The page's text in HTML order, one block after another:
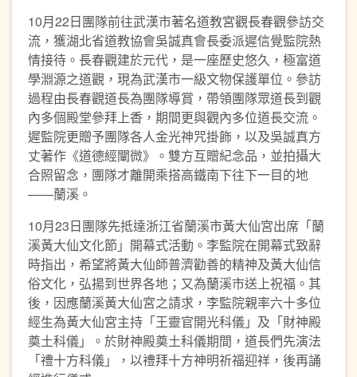
10月22日團隊前往武漢市著名道教宮觀長春觀參訪交
流，獲湖北省道教協會吳誠真會長委派遲信覺監院熱
情接待。長春觀建於元代，是一座歷史悠久，極富道
學淵源之道觀，現為武漢市一級文物保護單位。參訪
過程由長春觀道長為團隊導賞，帶領團隊眾道長到觀
內多個殿堂參拜上香，期間更與觀內多位道長交流。
遲監院更贈予團隊各人金光神咒掛飾，以及吳誠真方
丈著作《道德經闡微》。雙方互贈紀念品，並拍攝大
合照留念，團隊才離開乘搭高鐵南下往下一目的地
——蘭溪。
10月23日團隊先抵達浙江省蘭溪市黃大仙宮出席「蘭
溪黃大仙文化節」開幕式活動。李監院在開幕式致辭
時指出，希望將黃大仙師普濟勸善的精神及黃大仙信
俗文化，弘揚到世界各地；又為蘭溪市送上祝福。其
後，因應蘭溪黃大仙宮之請求，李監院親率六十多位
經生為黃大仙宮主持「王靈官開光科儀」及「財神殿
奠土科儀」。於財神殿奠土科儀期間，道長們先演法
「禮十方科儀」，以禮拜十方神明祈福迎祥，後再誦